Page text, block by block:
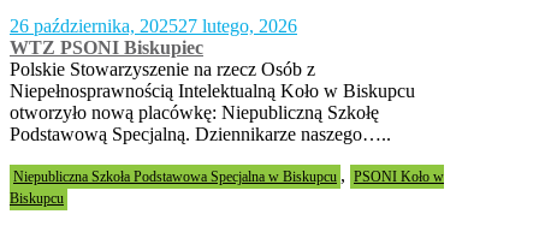
26 października, 202527 lutego, 2026
WTZ PSONI Biskupiec
Polskie Stowarzyszenie na rzecz Osób z
Niepełnosprawnością Intelektualną Koło w Biskupcu
otworzyło nową placówkę: Niepubliczną Szkołę
Podstawową Specjalną. Dziennikarze naszego…..
Niepubliczna Szkoła Podstawowa Specjalna w Biskupcu , PSONI Koło w
Biskupcu